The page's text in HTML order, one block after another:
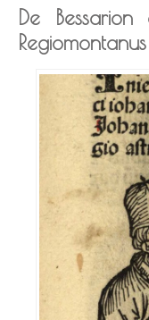
De
Regiomontanus